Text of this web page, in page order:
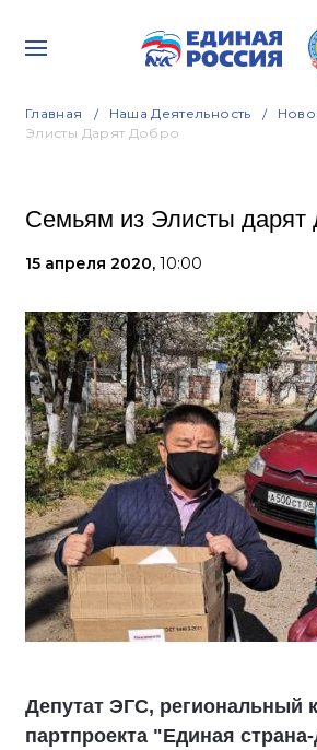
Главная Наша Деятельность
Элисты Дарят Добро
Семьям из Элисты дарят
15 апреля 2020, 10:00
Депутат ЭГС, региональный
партпроекта "Единая